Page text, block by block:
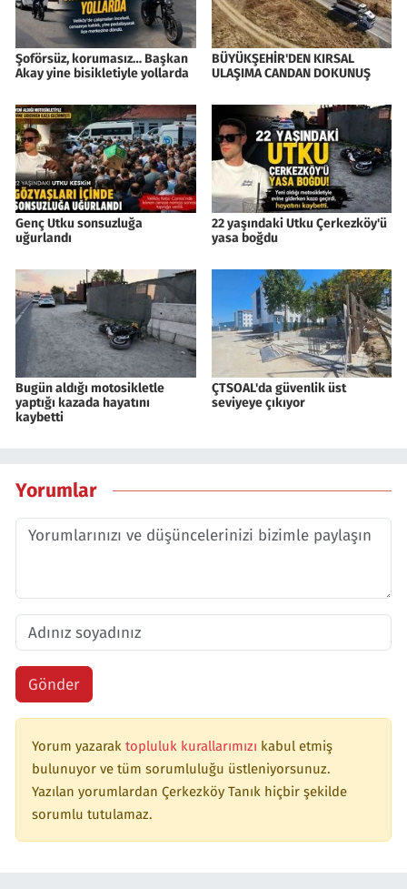
Şoförsüz, korumasız… Başkan
Akay yine bisikletiyle yollarda
BÜYÜKŞEHİR'DEN KIRSAL
ULAŞIMA CANDAN DOKUNUŞ
Genç Utku sonsuzluğa
uğurlandı
22 yaşındaki Utku Çerkezköy'ü
yasa boğdu
Bugün aldığı motosikletle
yaptığı kazada hayatını
kaybetti
ÇTSOAL'da güvenlik üst
seviyeye çıkıyor
Yorumlar
Gönder
Yorum yazarak topluluk kurallarımızı kabul etmiş
bulunuyor ve tüm sorumluluğu üstleniyorsunuz.
Yazılan yorumlardan Çerkezköy Tanık hiçbir şekilde
sorumlu tutulamaz.